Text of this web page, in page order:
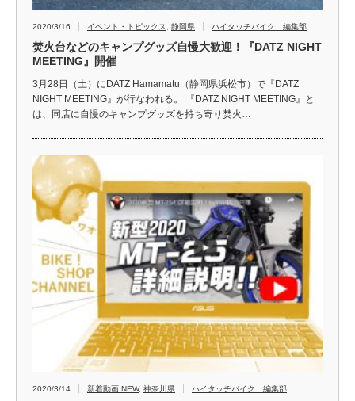
2020/3/16 イベント・トピックス 静岡県 ハイタッチバイク 編集部
焚火台などのキャンプグッズ自慢大歓迎！『DATZ NIGHT
MEETING』開催
3月28日（土）にDATZ Hamamatu（静岡県浜松市）で『DATZ
NIGHT MEETING』が行なわれる。 『DATZ NIGHT MEETING』と
は、同店に自慢のキャンプグッズを持ち寄り焚火…
2020/3/14 新着動画 NEW, 神奈川県 ハイタッチバイク 編集部